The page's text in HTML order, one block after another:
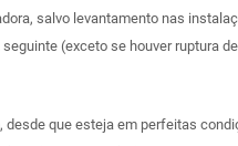
salvo levantamento nas
(exceto se houver ruptura
desde que esteja em perfeitas